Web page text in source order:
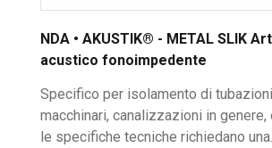
NDA • AKUSTIK® - METAL SLIK
acustico fonoimpedente
Specifico per isolamento di
macchinari, canalizzazioni in genere,
le specifiche tecniche richiedano